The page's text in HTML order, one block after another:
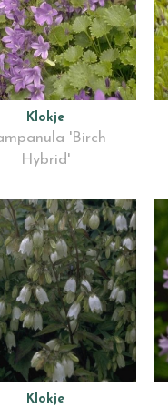
Klokje
'Birch
Hybrid'
Klokje